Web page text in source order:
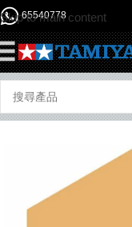
Skip to main content
65540778